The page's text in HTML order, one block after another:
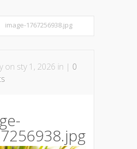
image-1767256938.jpg
on sty 1, 2026 in | 0